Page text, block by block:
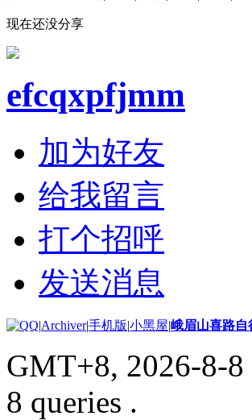
现在还没分享
efcqxpfjmm
加为好友
给我留言
打个招呼
发送消息
|Archiver|手机版|小黑屋|峨眉山喜路自
GMT+8, 2026-8-8
8 queries .